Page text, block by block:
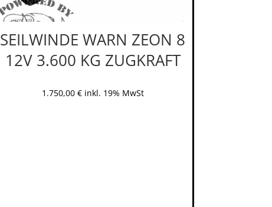
SEILWINDE WARN ZEON 8
12V 3.600 KG ZUGKRAFT
1.750,00 € inkl. 19% MwSt